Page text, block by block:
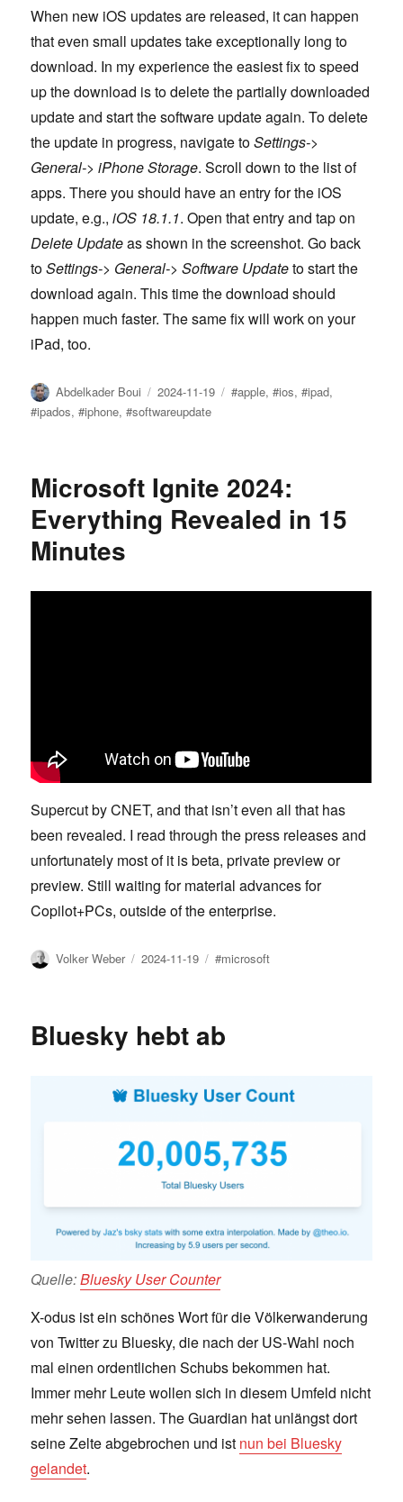
When new iOS updates are released, it can happen
that even small updates take exceptionally long to
download. In my experience the easiest fix to speed
up the download is to delete the partially downloaded
update and start the software update again. To delete
the update in progress, navigate toSettings->
General-> iPhone Storage. Scroll down to the list of
apps. There you should have an entry for the iOS
update, e.g.,iOS 18.1.1. Open that entry and tap on
Delete Updateas shown in the screenshot. Go back
toSettings-> General-> Software Updateto start the
download again. This time the download should
happen much faster. The same fix will work on your
iPad, too.
Author
Abdelkader Boui
Posted
on
2024-11-19 Tags
#apple,#ios,#ipad,
#ipados,#iphone,#softwareupdate
Microsoft Ignite 2024:
Everything Revealed in 15
Minutes
Supercut by CNET, and that isn’t even all that has
been revealed. I read through the press releases and
unfortunately most of it is beta, private preview or
preview. Still waiting for material advances for
Copilot+PCs, outside of the enterprise.
Author
Volker Weber
Posted
2024-11-19 Tags
#microsoft
Bluesky hebt ab
Quelle:Bluesky User Counter
X-odus ist ein schönes Wort für die Völkerwanderung
von Twitter zu Bluesky, die nach der US-Wahl noch
mal einen ordentlichen Schubs bekommen hat.
Immer mehr Leute wollen sich in diesem Umfeld nicht
mehr sehen lassen. The Guardian hat unlängst dort
seine Zelte abgebrochen und ist nun bei Bluesky
gelandet.